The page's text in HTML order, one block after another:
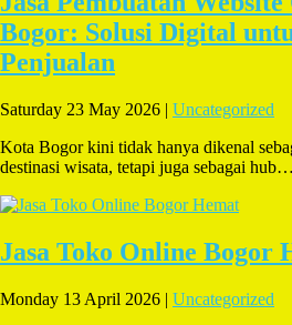
Bogor: Solusi Digital
Penjualan
Saturday 23 May 2026 | Uncategorized
Kota Bogor kini tidak hanya dikenal
destinasi wisata, tetapi juga sebagai hub…
Jasa Toko Online Bogor
Monday 13 April 2026 | Uncategorized